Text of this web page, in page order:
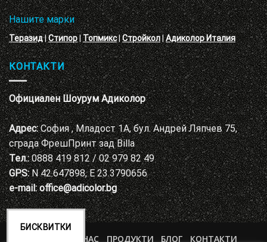
Нашите марки
Теразид|Стипор|Топмикс|Стройкол|Адиколор Италия
КОНТАКТИ
Официален Шоурум Адиколор
Адрес:София , Младост 1А, бул. Андрей Ляпчев 75,
сграда ФрешПринт зад Billa
Тел.:0888 419 812 / 02 979 82 49
GPS:N 42.647898, E 23.3790656
e-mail: office@adicolor.bg
ЗА НАС ПРОДУКТИ БЛОГ КОНТАКТИ
БИСКВИТКИ